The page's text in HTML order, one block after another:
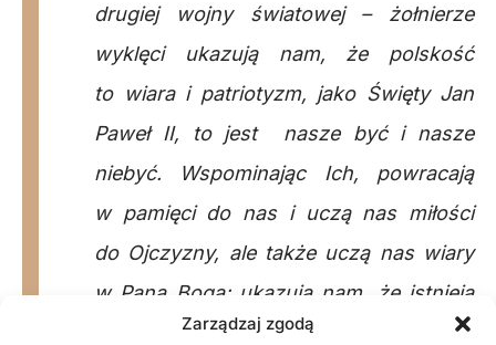
Zarządzaj zgodą
drugiej wojny światowej – żołnierze
wyklęci ukazują nam, że polskość
to wiara i patriotyzm, jako Święty Jan
Paweł II, to jest nasze być i nasze
niebyć. Wspominając Ich, powracają
w pamięci do nas i uczą nas miłości
do Ojczyzny, ale także uczą nas wiary
w Pana Boga; ukazują nam, że istnieją
w życiu wartości, za które oddaje się